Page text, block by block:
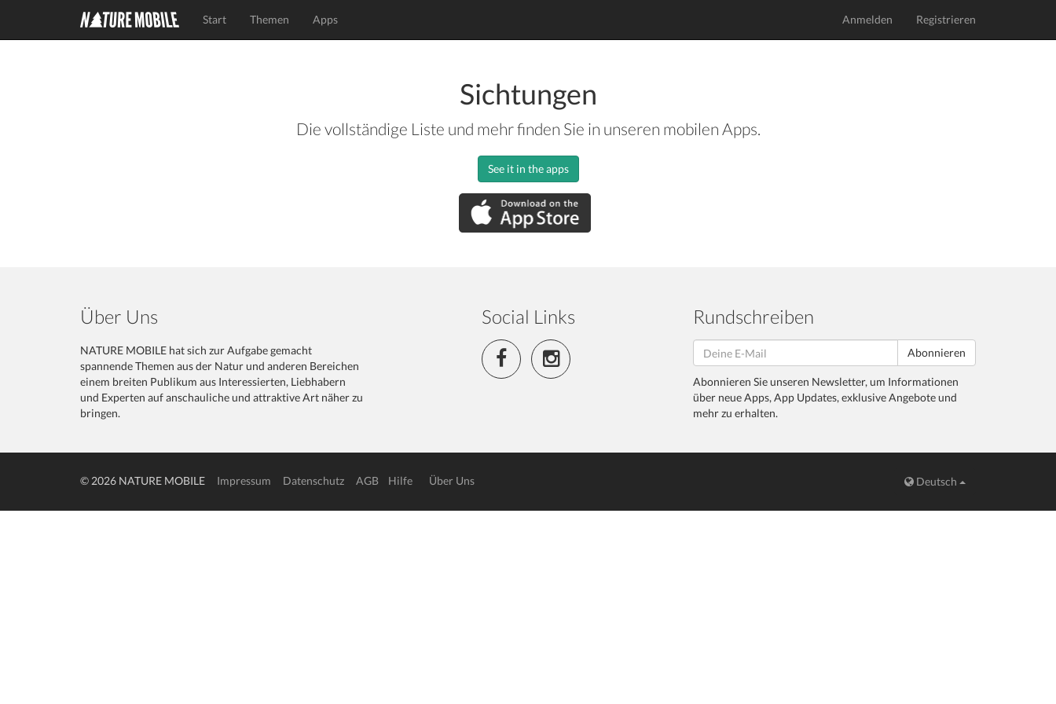
Start Themen Apps Anmelden Registrieren
Sichtungen
Die vollständige Liste und mehr finden Sie in unseren mobilen Apps.
See it in the apps
Über Uns
NATURE MOBILE hat sich zur Aufgabe gemacht
spannende Themen aus der Natur und anderen Bereichen
einem breiten Publikum aus Interessierten, Liebhabern
und Experten auf anschauliche und attraktive Art näher zu
bringen.
Social Links Rundschreiben
Abonnieren
Abonnieren Sie unseren Newsletter, um Informationen
über neue Apps, App Updates, exklusive Angebote und
mehr zu erhalten.
© 2026 NATURE MOBILE Impressum Datenschutz AGB Hilfe Über Uns Deutsch